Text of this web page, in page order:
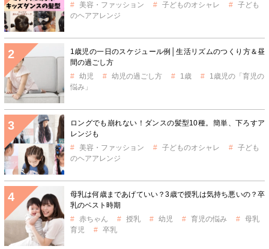
美容・ファッション
子どものオシャレ
子ども
のヘアアレンジ
1歳児の一日のスケジュール例│生活リズムのつくり方＆昼
間の過ごし方
幼児
幼児の過ごし方 1歳
1歳児の「育児の
悩み」
ロングでも崩れない！ダンスの髪型10種。簡単、下ろすア
レンジも
美容・ファッション
子どものオシャレ
子ども
のヘアアレンジ
母乳は何歳まであげていい？3歳で授乳は気持ち悪いの？卒
乳のベスト時期
赤ちゃん
授乳 幼児 育児の悩み
母乳
育児
卒乳